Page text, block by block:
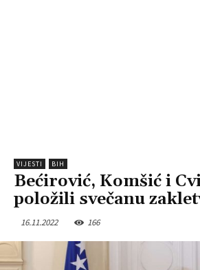
VIJESTI BIH
Bećirović, Komšić i
položili svečanu
16.11.2022 166